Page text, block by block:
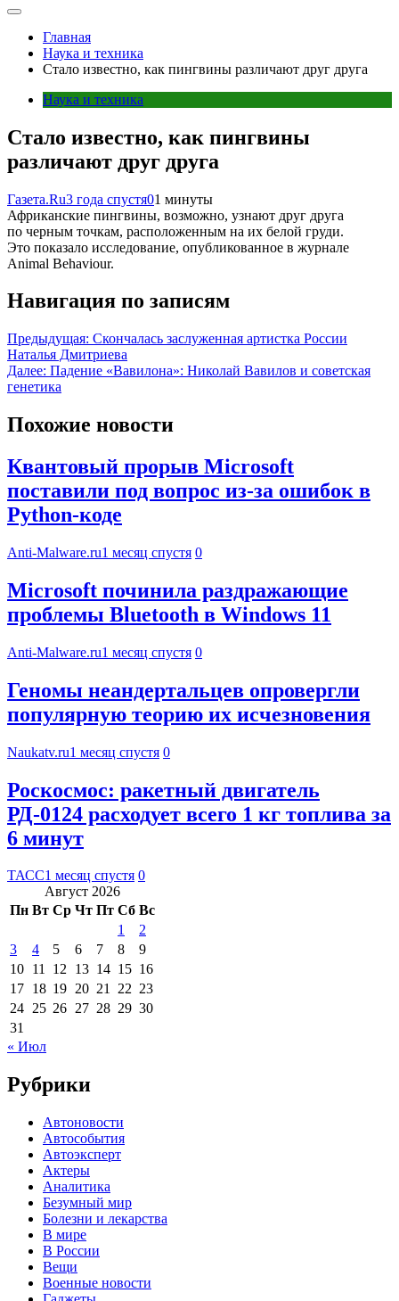
Главная
Наука и техника
Стало известно, как пингвины различают друг друга
Наука и техника
Стало известно, как пингвины
различают друг друга
Газета.Ru3 года спустя01 минуты
Африканские пингвины, возможно, узнают друг друга
по черным точкам, расположенным на их белой груди.
Это показало исследование, опубликованное в журнале
Animal Behaviour.
Навигация по записям
Предыдущая: Скончалась заслуженная артистка России
Наталья Дмитриева
Далее: Падение «Вавилона»: Николай Вавилов и советская
генетика
Похожие новости
Квантовый прорыв Microsoft
поставили под вопрос из-за ошибок в
Python-коде
Anti-Malware.ru1 месяц спустя 0
Microsoft починила раздражающие
проблемы Bluetooth в Windows 11
Anti-Malware.ru1 месяц спустя 0
Геномы неандертальцев опровергли
популярную теорию их исчезновения
Naukatv.ru1 месяц спустя 0
Роскосмос: ракетный двигатель
РД-0124 расходует всего 1 кг топлива за
6 минут
ТАСС1 месяц спустя 0
Август 2026
Пн Вт Ср Чт Пт Сб Вс
1
2
3
4 5 6 7 8
9
10 11 12 13 14 15 16
17 18 19 20 21 22 23
24 25 26 27 28 29 30
31
« Июл
Рубрики
Автоновости
Автособытия
Автоэксперт
Актеры
Аналитика
Безумный мир
Болезни и лекарства
В мире
В России
Вещи
Военные новости